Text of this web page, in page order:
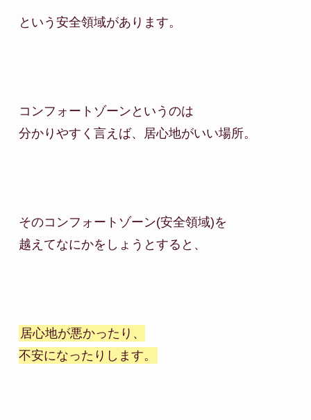
という安全領域があります。
コンフォートゾーンというのは
分かりやすく言えば、居心地がいい場所。
そのコンフォートゾーン(安全領域)を
越えてなにかをしょうとすると、
居心地が悪かったり、
不安になったりします。